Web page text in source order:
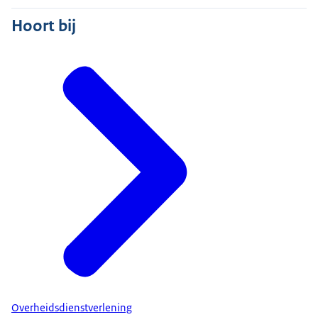
Hoort bij
Overheidsdienstverlening